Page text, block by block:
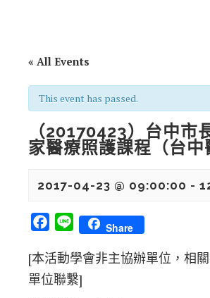
« All Events
This event has passed.
（20170423）台中市
家醫療照護課程（台中
2017-04-23 @ 09:00:00 -
Facebook
Line Share
[本活動學會非主協辦單位，相
單位聯繫]